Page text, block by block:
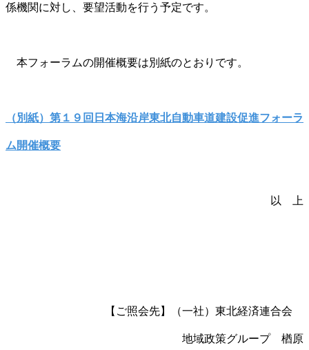
係機関に対し、要望活動を行う予定です。
本フォーラムの開催概要は別紙のとおりです。
（別紙）第１９回日本海沿岸東北自動車道建設促進フォーラ
ム開催概要
以 上
【ご照会先】（一社）東北経済連合会
地域政策グループ 楢原